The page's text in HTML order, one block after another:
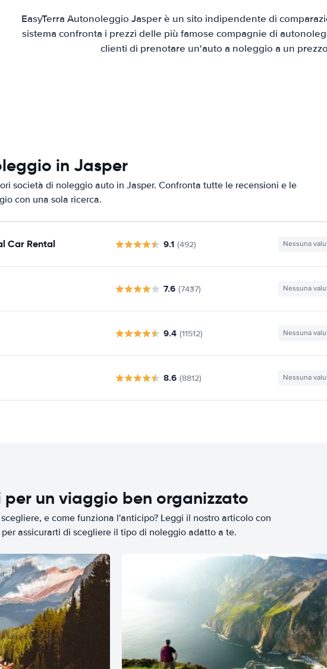
EasyTerra Autonoleggio Jasper è un sito indipendente di
sistema confronta i prezzi delle più famose compagnie di
clienti di prenotare un'auto a noleggio a un
in Jasper
società di noleggio auto in Jasper. Confronta tutte le recensioni e le
con una sola ricerca.
Car Rental 9.1 (492) Nessuna
7.6 (7437) Nessuna
9.4 (11512) Nessuna
8.6 (8812) Nessuna
un viaggio ben organizzato
e come funziona l'anticipo? Leggi il nostro articolo con
assicurarti di scegliere il tipo di noleggio adatto a te.